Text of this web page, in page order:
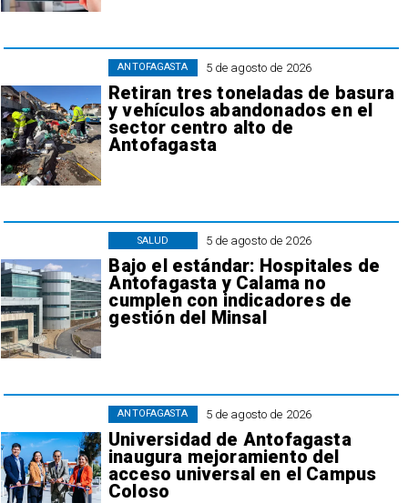
5 de agosto de 2026
Retiran tres toneladas de basura
y vehículos abandonados en el
sector centro alto de
Antofagasta
ANTOFAGASTA
5 de agosto de 2026
Bajo el estándar: Hospitales de
Antofagasta y Calama no
cumplen con indicadores de
gestión del Minsal
SALUD
5 de agosto de 2026
Universidad de Antofagasta
inaugura mejoramiento del
acceso universal en el Campus
Coloso
ANTOFAGASTA